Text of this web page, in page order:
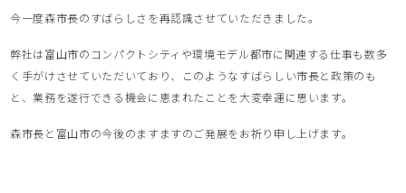
今一度森市長のすばらしさを再認識させていただきました。
弊社は富山市のコンパクトシティや環境モデル都市に関連する仕事も数多
く手がけさせていただいており、このようなすばらしい市長と政策のも
と、業務を遂行できる機会に恵まれたことを大変幸運に思います。
森市長と富山市の今後のますますのご発展をお祈り申し上げます。